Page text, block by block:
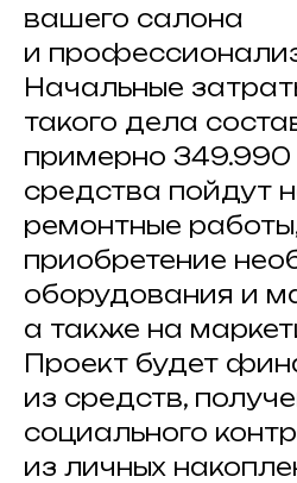
вашего салона
и
Начальные
такого дела
примерно 349.990
средства пойдут
ремонтные
приобретение
оборудования и
а также на
Проект будет
из средств,
социального
из личных